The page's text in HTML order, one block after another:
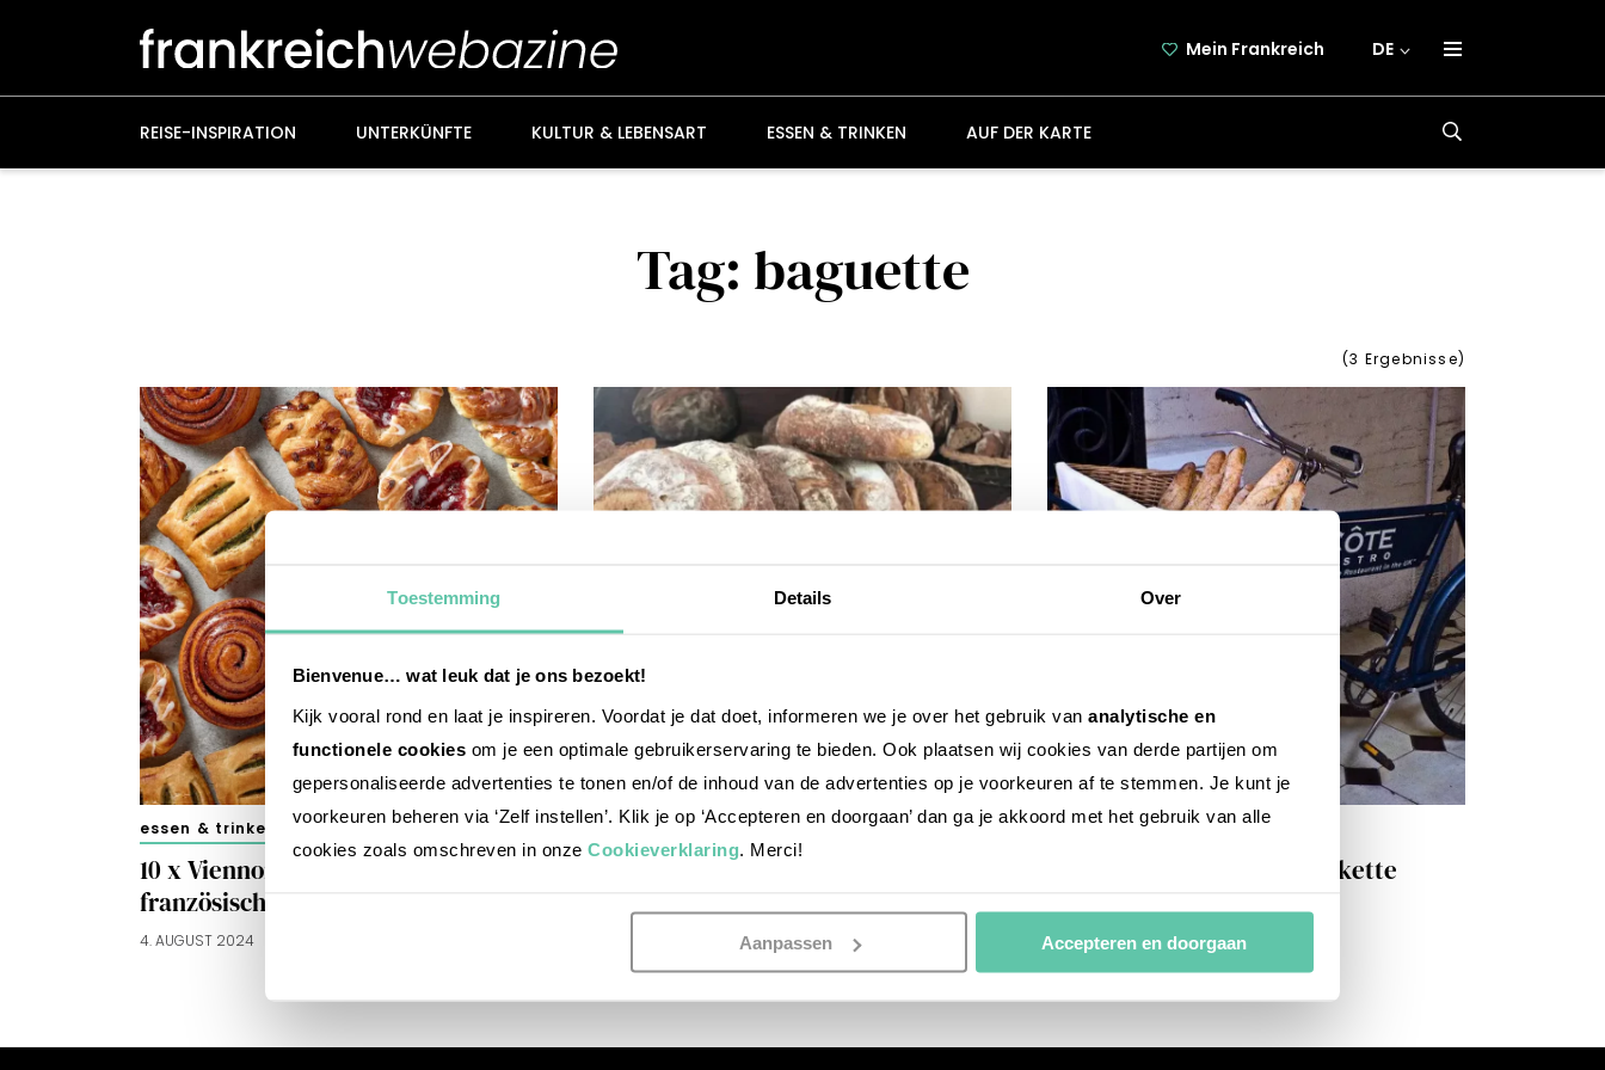
Toestemming Details Over
Bienvenue… wat leuk dat je ons bezoekt!
Kijk vooral rond en laat je inspireren. Voordat je dat doet, informeren we je over het gebruik van analytische en
functionele cookies om je een optimale gebruikerservaring te bieden. Ook plaatsen wij cookies van derde partijen om
gepersonaliseerde advertenties te tonen en/of de inhoud van de advertenties op je voorkeuren af te stemmen. Je kunt je
voorkeuren beheren via ‘Zelf instellen’. Klik je op ‘Accepteren en doorgaan’ dan ga je akkoord met het gebruik van alle
cookies zoals omschreven in onze Cookieverklaring . Merci!
Aanpassen Accepteren en doorgaan
Mein Frankreich DE
REISE-INSPIRATION UNTERKÜNFTE KULTUR & LEBENSART ESSEN & TRINKEN AUF DER KARTE
Tag: baguette
(3 Ergebnisse)
essen & trinken
10 x Viennoiseries beim
französischen Bäcker
4. AUGUST 2024
essen & trinken
10 typisch französische Brotsorten
22. JULI 2024
essen & trinken
Französische Baguette-Etikette
30. NOVEMBER 2022